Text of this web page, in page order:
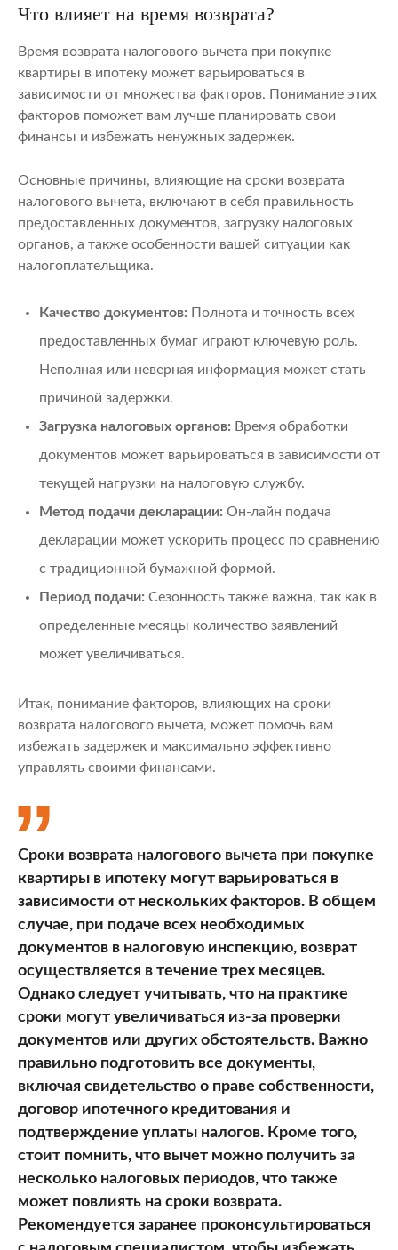
Что влияет на время возврата?
Время возврата налогового вычета при покупке
квартиры в ипотеку может варьироваться в
зависимости от множества факторов. Понимание этих
факторов поможет вам лучше планировать свои
финансы и избежать ненужных задержек.
Основные причины, влияющие на сроки возврата
налогового вычета, включают в себя правильность
предоставленных документов, загрузку налоговых
органов, а также особенности вашей ситуации как
налогоплательщика.
Качество документов: Полнота и точность всех
предоставленных бумаг играют ключевую роль.
Неполная или неверная информация может стать
причиной задержки.
Загрузка налоговых органов: Время обработки
документов может варьироваться в зависимости от
текущей нагрузки на налоговую службу.
Метод подачи декларации: Он-лайн подача
декларации может ускорить процесс по сравнению
с традиционной бумажной формой.
Период подачи: Сезонность также важна, так как в
определенные месяцы количество заявлений
может увеличиваться.
Итак, понимание факторов, влияющих на сроки
возврата налогового вычета, может помочь вам
избежать задержек и максимально эффективно
управлять своими финансами.
Сроки возврата налогового вычета при покупке
квартиры в ипотеку могут варьироваться в
зависимости от нескольких факторов. В общем
случае, при подаче всех необходимых
документов в налоговую инспекцию, возврат
осуществляется в течение трех месяцев.
Однако следует учитывать, что на практике
сроки могут увеличиваться из-за проверки
документов или других обстоятельств. Важно
правильно подготовить все документы,
включая свидетельство о праве собственности,
договор ипотечного кредитования и
подтверждение уплаты налогов. Кроме того,
стоит помнить, что вычет можно получить за
несколько налоговых периодов, что также
может повлиять на сроки возврата.
Рекомендуется заранее проконсультироваться